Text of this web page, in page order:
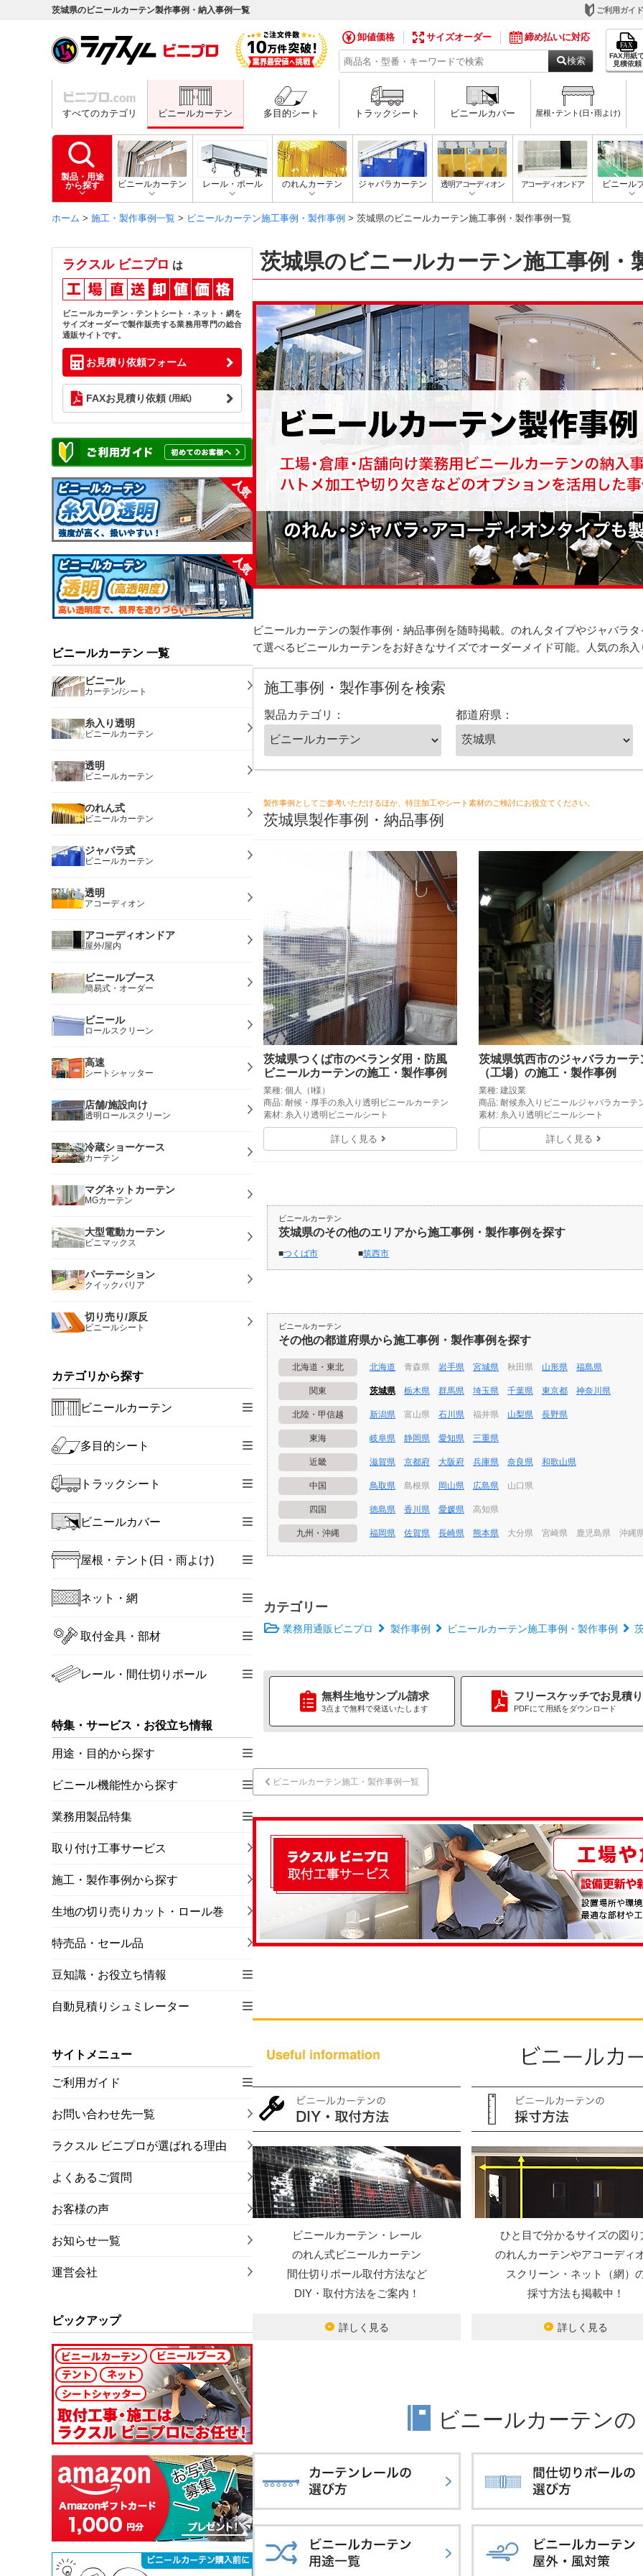
茨城県のビニールカーテン製作事例・納入事例一覧 ご利用ガイ
卸値価格 サイズオーダー 締め払いに対応
検索
FAX用紙
見積依頼
すべてのカテゴリ ビニールカーテン 多目的シート トラックシート ビニールカバー 屋根･テント(日･雨よけ)
製品・用途
から探す
ビニールカーテン レール・ポール のれんカーテン ジャバラカーテン 透明アコーディオン アコーディオンドア ビニール
ホーム > 施工・製作事例一覧 > ビニールカーテン施工事例・製作事例 > 茨城県のビニールカーテン施工事例・製作事例一覧
茨城県のビニールカーテン施工事例・
ビニールカーテンの製作事例・納品事例を随時掲載。のれんタイプやジャバラ
て選べるビニールカーテンをお好きなサイズでオーダーメイド可能。人気の糸
施工事例・製作事例を検索
製品カテゴリ： 都道府県：
製作事例としてご参考いただけるほか、特注加工やシート素材のご検討にお役立てください。
茨城県製作事例・納品事例
茨城県つくば市のベランダ用・防風
ビニールカーテンの施工・製作事例
業種: 個人（I様）
商品: 耐候・厚手の糸入り透明ビニールカーテン
素材: 糸入り透明ビニールシート
詳しく見る
茨城県筑西市のジャバラカーテ
（工場）の施工・製作事例
業種: 建設業
商品: 耐候糸入りビニールジャバラカーテ
素材: 糸入り透明ビニールシート
詳しく見る
ビニールカーテン
茨城県のその他のエリアから施工事例・製作事例を探す
つくば市 筑西市
ビニールカーテン
その他の都道府県から施工事例・製作事例を探す
北海道・東北 北海道 青森県 岩手県 宮城県 秋田県 山形県 福島県
関東 茨城県 栃木県 群馬県 埼玉県 千葉県 東京都 神奈川県
北陸・甲信越 新潟県 富山県 石川県 福井県 山梨県 長野県
東海 岐阜県 静岡県 愛知県 三重県
近畿 滋賀県 京都府 大阪府 兵庫県 奈良県 和歌山県
中国 鳥取県 島根県 岡山県 広島県 山口県
四国 徳島県 香川県 愛媛県 高知県
九州・沖縄 福岡県 佐賀県 長崎県 熊本県 大分県 宮崎県 鹿児島県 沖縄
カテゴリー
業務用通販ビニプロ 製作事例 ビニールカーテン施工事例・製作事例
無料生地サンプル請求
3点まで無料で発送いたします
フリースケッチでお見積
PDFにて用紙をダウンロード
ビニールカーテン施工・製作事例一覧
ビニールカーテン・レール
のれん式ビニールカーテン
間仕切りポール取付方法など
DIY・取付方法をご案内！
詳しく見る
ひと目で分かるサイズの図り
のれんカーテンやアコーディ
スクリーン・ネット（網）
採寸方法も掲載中！
詳しく見る
ビニールカーテンの
ラクスル ビニプロ は
ビニールカーテン・テントシート・ネット・網を
サイズオーダーで製作販売する業務用専門の総合
通販サイトです。
お見積り依頼フォーム
FAXお見積り依頼 (用紙)
ビニールカーテン 一覧
ビニール
カーテン/シート
糸入り透明
ビニールカーテン
透明
ビニールカーテン
のれん式
ビニールカーテン
ジャバラ式
ビニールカーテン
透明
アコーディオン
アコーディオンドア
屋外/屋内
ビニールブース
簡易式・オーダー
ビニール
ロールスクリーン
高速
シートシャッター
店舗/施設向け
透明ロールスクリーン
冷蔵ショーケース
カーテン
マグネットカーテン
MGカーテン
大型電動カーテン
ビニマックス
パーテーション
クイックバリア
切り売り/原反
ビニールシート
カテゴリから探す
ビニールカーテン
多目的シート
トラックシート
ビニールカバー
屋根・テント(日・雨よけ)
ネット・網
取付金具・部材
レール・間仕切りポール
特集・サービス・お役立ち情報
用途・目的から探す
ビニール機能性から探す
業務用製品特集
取り付け工事サービス
施工・製作事例から探す
生地の切り売りカット・ロール巻
特売品・セール品
豆知識・お役立ち情報
自動見積りシュミレーター
サイトメニュー
ご利用ガイド
お問い合わせ先一覧
ラクスル ビニプロが選ばれる理由
よくあるご質問
お客様の声
お知らせ一覧
運営会社
ピックアップ